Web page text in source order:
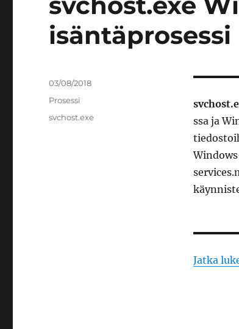
isäntäprosessi
ssa ja
Jatka
Julkaistu
03/08/2018
Kategoriat
Prosessi
Avainsanat
svchost.exe